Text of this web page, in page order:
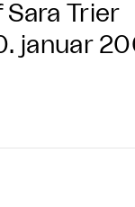
Sara Trier
januar